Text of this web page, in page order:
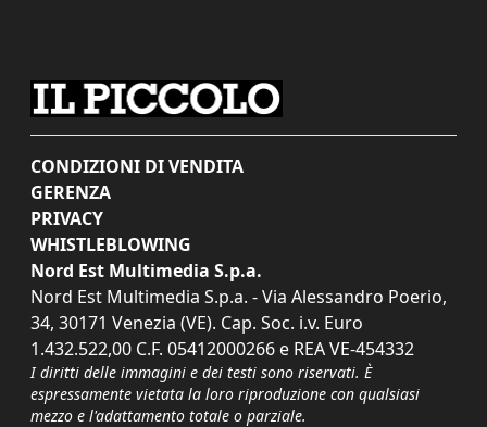
CONDIZIONI DI VENDITA
GERENZA
PRIVACY
WHISTLEBLOWING
Nord Est Multimedia S.p.a.
Nord Est Multimedia S.p.a. - Via Alessandro Poerio,
34, 30171 Venezia (VE). Cap. Soc. i.v. Euro
1.432.522,00 C.F. 05412000266 e REA VE-454332
I diritti delle immagini e dei testi sono riservati. È
espressamente vietata la loro riproduzione con qualsiasi
mezzo e l'adattamento totale o parziale.